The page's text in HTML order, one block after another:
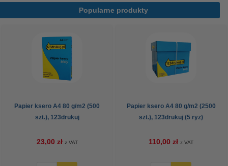
Popularne produkty
Papier ksero A4 80 g/m2 (500
szt.), 123drukuj
23,00 zł z VAT
Papier ksero A4 80 g/m2 (2500
szt.), 123drukuj (5 ryz)
110,00 zł z VAT